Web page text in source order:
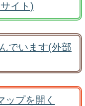
イト)
でいます(外部
ップを開く